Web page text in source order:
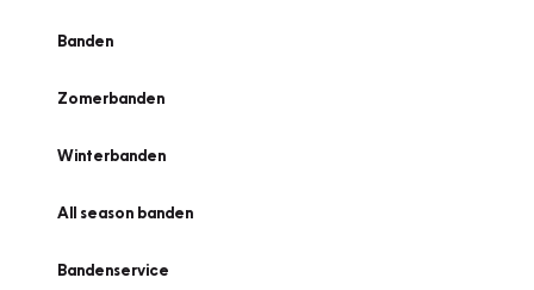
Banden
Zomerbanden
Winterbanden
All season banden
Bandenservice